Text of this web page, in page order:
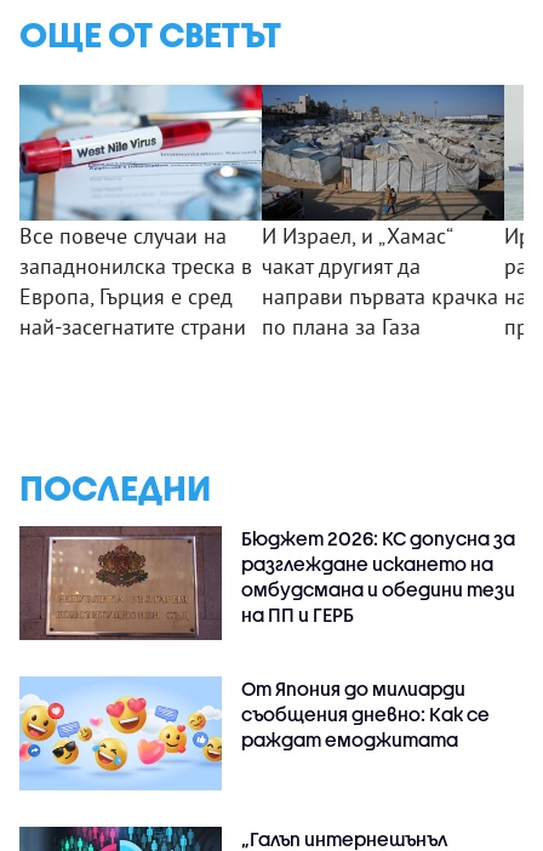
ОЩЕ ОТ СВЕТЪТ
Все повече случаи на
западнонилска треска в
Европа, Гърция е сред
най-засегнатите страни
И Израел, и „Хамас“
чакат другият да
направи първата крачка
по плана за Газа
на
ПОСЛЕДНИ
Бюджет 2026: КС допусна за
разглеждане искането на
омбудсмана и обедини тези
на ПП и ГЕРБ
От Япония до милиарди
съобщения дневно: Как се
раждат емоджитата
„Галъп интернешънъл